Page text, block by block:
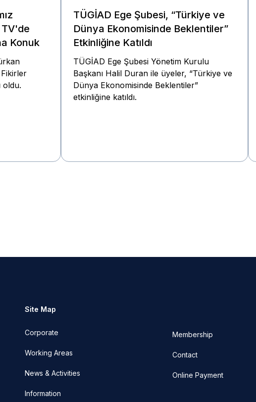
TV'de
Konuk
Fikirler
oldu.
TÜGİAD Ege Şubesi, “Türkiye ve
Dünya Ekonomisinde Beklentiler”
Etkinliğine Katıldı
TÜGİAD Ege Şubesi Yönetim Kurulu
Başkanı Halil Duran ile üyeler, “Türkiye ve
Dünya Ekonomisinde Beklentiler”
etkinliğine katıldı.
Site Map
Corporate
Working Areas
News & Activities
Information
Membership
Contact
Online Payment